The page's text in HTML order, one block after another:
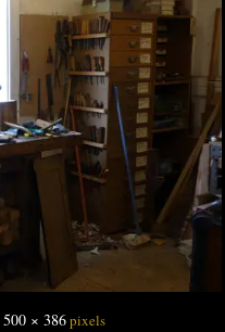
500 × 386pixels